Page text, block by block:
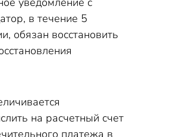
в течение 5
обязан восстановить
на расчетный счет
платежа в